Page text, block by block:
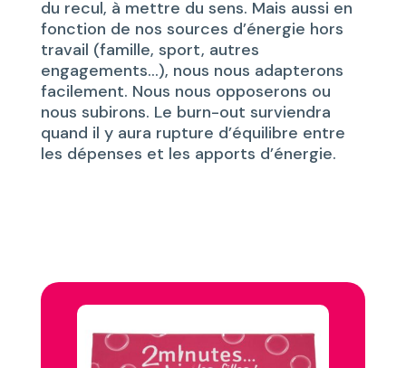
du recul, à mettre du sens. Mais aussi en
fonction de nos sources d’énergie hors
travail (famille, sport, autres
engagements…), nous nous adapterons
facilement. Nous nous opposerons ou
nous subirons. Le burn-out surviendra
quand il y aura rupture d’équilibre entre
les dépenses et les apports d’énergie.